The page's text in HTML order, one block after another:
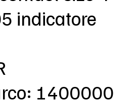
indicatore
1400000